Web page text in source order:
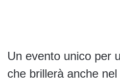
Un evento unico per
che brillerà anche